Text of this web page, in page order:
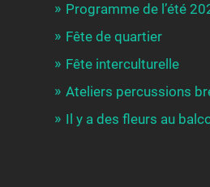
Programme de l’été
Fête de quartier
Fête interculturelle
Ateliers percussions
Il y a des fleurs au